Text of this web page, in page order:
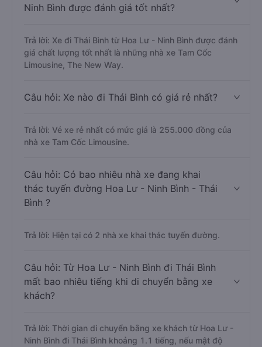
Ninh Bình được đánh giá tốt nhất?
Trả lời: Xe đi Thái Bình từ Hoa Lư - Ninh Bình được đánh
giá chất lượng tốt nhất là những nhà xe Tam Cốc
Limousine, The New Way.
Câu hỏi: Xe nào đi Thái Bình có giá rẻ nhất?
Trả lời: Vé xe rẻ nhất có mức giá là 255.000 đồng của
nhà xe Tam Cốc Limousine.
Câu hỏi: Có bao nhiêu nhà xe đang khai
thác tuyến đường Hoa Lư - Ninh Bình - Thái
Bình ?
Trả lời: Hiện tại có 2 nhà xe khai thác tuyến đường.
Câu hỏi: Từ Hoa Lư - Ninh Bình đi Thái Bình
mất bao nhiêu tiếng khi di chuyển bằng xe
khách?
Trả lời: Thời gian di chuyển bằng xe khách từ Hoa Lư -
Ninh Bình đi Thái Bình khoảng 1.1 tiếng, nếu mật độ